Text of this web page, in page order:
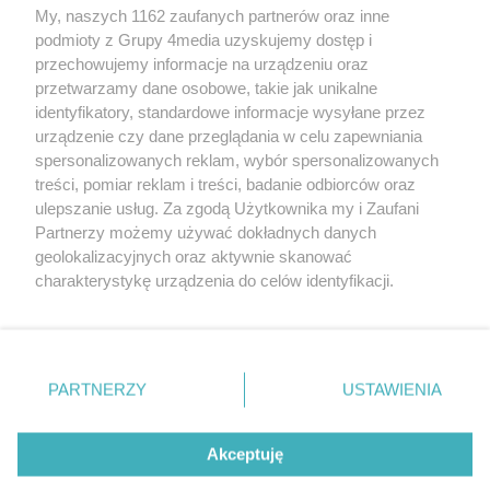
Redakcja Reklama Prywatność
Praca Łódź
the:protocol
Facebook.com
Youtube.com
My, naszych 1162 zaufanych partnerów oraz inne
podmioty z Grupy 4media uzyskujemy dostęp i
przechowujemy informacje na urządzeniu oraz
przetwarzamy dane osobowe, takie jak unikalne
identyfikatory, standardowe informacje wysyłane przez
urządzenie czy dane przeglądania w celu zapewniania
spersonalizowanych reklam, wybór spersonalizowanych
treści, pomiar reklam i treści, badanie odbiorców oraz
ulepszanie usług. Za zgodą Użytkownika my i Zaufani
Partnerzy możemy używać dokładnych danych
geolokalizacyjnych oraz aktywnie skanować
charakterystykę urządzenia do celów identyfikacji.
zmienić/wycofać klikając przycisk ustawień prywatności
znajdujący się w lewym dolnym rogu strony
. Niektóre
użytkownika, ale masz prawo sprzeciwić się takiemu
przetwarzaniu. Preferencje będą miały zastosowania tylko
PARTNERZY USTAWIENIA
Akceptuję